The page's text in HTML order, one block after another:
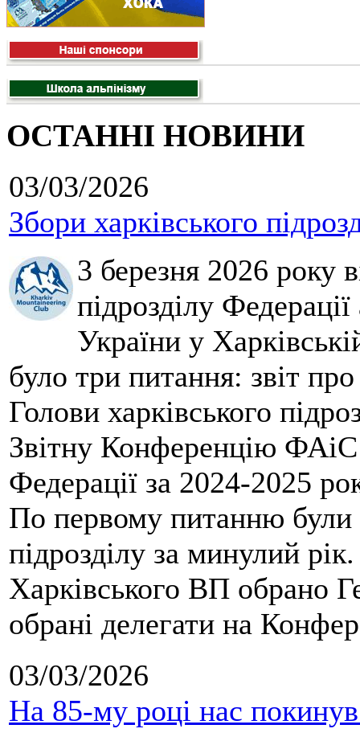
ОСТАННІ НОВИНИ
03/03/2026
Збори харківського
3 березня 2026 року
підрозділу
України у
було три питання: звіт
Голови харківського
Звітну Конференцію
Федерації за 2024-2025
По первому питанню були
підрозділу за минулий
Харківського ВП обрано
обрані делегати на
03/03/2026
На 85-му році нас